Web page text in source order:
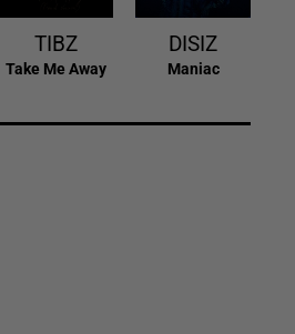
TIBZ
Take Me Away
DISIZ
Maniac